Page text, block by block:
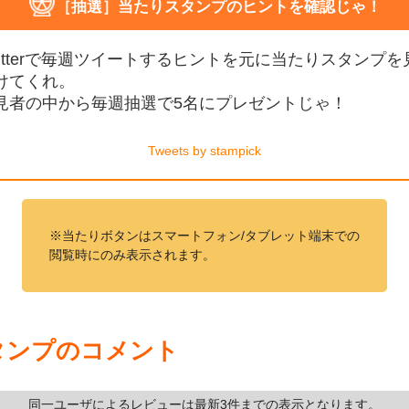
［抽選］当たりスタンプのヒントを確認じゃ！
で毎週ツイートするヒントを元に当たりスタンプを
てくれ。
者の中から毎週抽選で5名にプレゼントじゃ！
Tweets by stampick
※当たりボタンはスマートフォン/タブレット端末での
閲覧時にのみ表示されます。
プのコメント
同一ユーザによるレビューは最新3件までの表示となります。